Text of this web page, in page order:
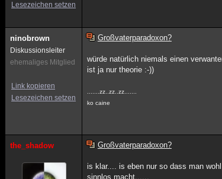
Lesezeichen setzen
ninobrown
Diskussionsleiter
ehemaliges Mitglied
Link kopieren
Lesezeichen setzen
Großvaterparadoxon?
würde natürlich niemals einen
ist ja nur theorie :-))
.......zz..zz..zz.......
ko caine
the_shadow Großvaterparadoxon?
is klar.... is eben nur so dass man
sinnlos macht......